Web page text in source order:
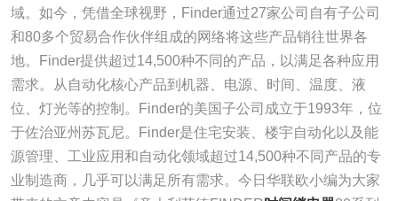
域。如今，凭借全球视野，Finder通过27家公司自有子公司
和80多个贸易合作伙伴组成的网络将这些产品销往世界各
地。Finder提供超过14,500种不同的产品，以满足各种应用
需求。从自动化核心产品到机器、电源、时间、温度、液
位、灯光等的控制。Finder的美国子公司成立于1993年，位
于佐治亚州苏瓦尼。Finder是住宅安装、楼宇自动化以及能
源管理、工业应用和自动化领域超过14,500种不同产品的专
业制造商，几乎可以满足所有需求。今日华联欧小编为大家